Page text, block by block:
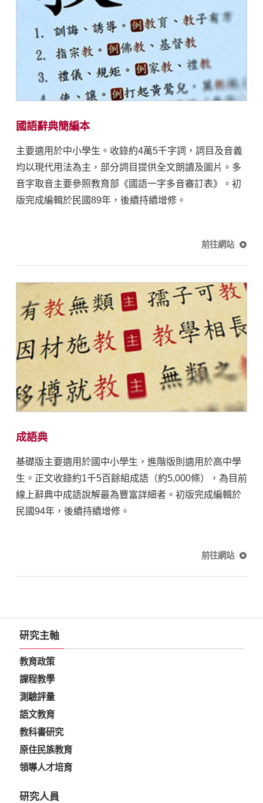
國語辭典簡編本
主要適用於中小學生。收錄約4萬5千字詞，詞目及音義
均以現代用法為主，部分詞目提供全文朗讀及圖片。多
音字取音主要參照教育部《國語一字多音審訂表》。初
版完成編輯於民國89年，後續持續增修。
前往網站
成語典
基礎版主要適用於國中小學生，進階版則適用於高中學
生。正文收錄約1千5百餘組成語（約5,000條），為目前
線上辭典中成語說解最為豐富詳細者。初版完成編輯於
民國94年，後續持續增修。
前往網站
研究主軸
教育政策
課程教學
測驗評量
語文教育
教科書研究
原住民族教育
領導人才培育
研究人員